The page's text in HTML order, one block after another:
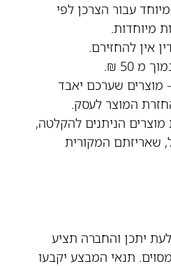
עבור הצרכן לפי
מיוחדות.
אין להחזירם.
מ 50 ₪.
מוצרים שערכם יאבד
המוצר לעסק.
הניתנים להקלטה,
שאריזתם המקורית
יתכן והחברה תציע
תנאי המבצע יקבעו